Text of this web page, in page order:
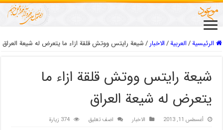
الرئيسية/العربیة/الاخبار/شيعة رايتس ووتش قلقة ازاء ما يتعرض له شيعة العراق
شيعة رايتس ووتش قلقة ازاء ما
يتعرض له شيعة العراق
أغسطس 11, 2013 الاخبار اضف تعليق 374 زيارة